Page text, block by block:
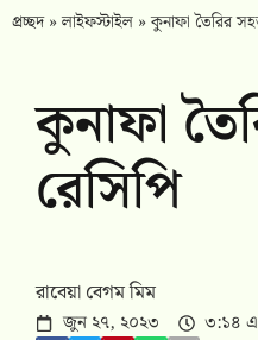
প্রচ্ছদ»লাইফস্টাইল »কুনাফা তৈরির
কুনাফা
রেসিপি
রাবেয়া বেগম মিম
জুন ২৭, ২০২৩ ৩:১৪